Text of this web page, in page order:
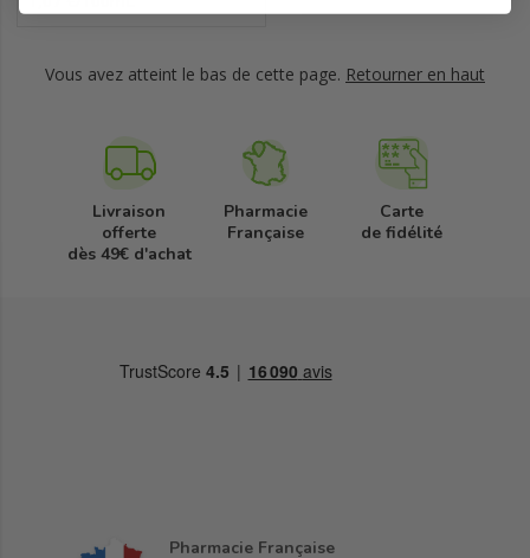
Vous avez atteint le bas de cette page. Retourner en haut
Livraison
offerte
dès 49€ d'achat
Pharmacie
Française
Carte
de fidélité
Pharmacie Française